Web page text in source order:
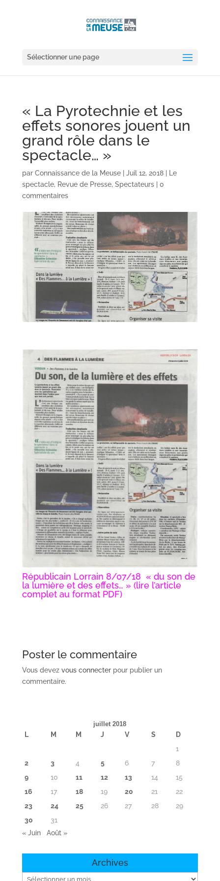
Sélectionner une page
« La Pyrotechnie et les
effets sonores jouent un
grand rôle dans le
spectacle… »
par Connaissance de la Meuse| Juil 12, 2018|
Le
spectacle, Revue de Presse, Spectateurs| 0
commentaires
Républicain Lorrain 8/07/18 « du son de
la lumière et des effets… » (lire l’article
complet au format PDF)
Poster le commentaire
Vous devez vous connecterpour publier un
commentaire.
juillet 2018
L M M J V S
D
1
2
3 4 5 6 7
8
9
10 11 12 13 14
15
16
17 18 19 20 21
22
23
24 25 26 27 28
29
30
31
« Juin
Août »
Archives
Archives